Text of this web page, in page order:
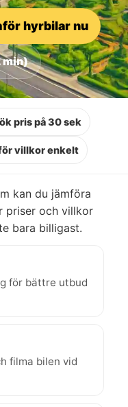
hyrbilar nu
min)
pris på 30 sek
villkor enkelt
kan du jämföra
priser och villkor
bara billigast.
för bättre utbud
filma bilen vid